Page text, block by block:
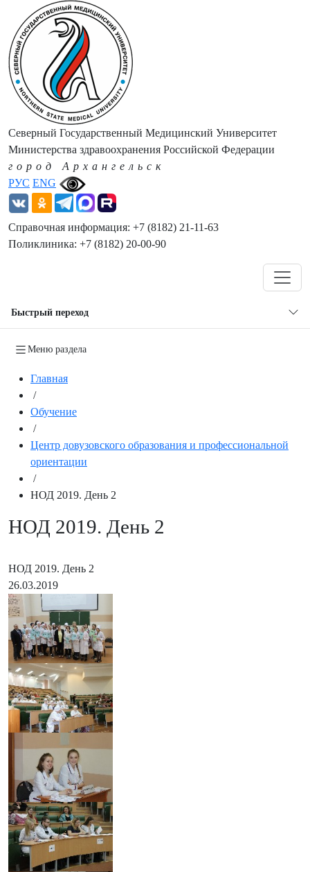
РУС ENG
Северный Государственный Медицинский Университет
Министерства здравоохранения Российской Федерации
город Архангельск
Справочная информация: +7 (8182) 21-11-63
Поликлиника: +7 (8182) 20-00-90
Быстрый переход
Меню раздела
Главная
/
Обучение
/
Центр довузовского образования и профессиональной
ориентации
/
НОД 2019. День 2
НОД 2019. День 2
НОД 2019. День 2
26.03.2019